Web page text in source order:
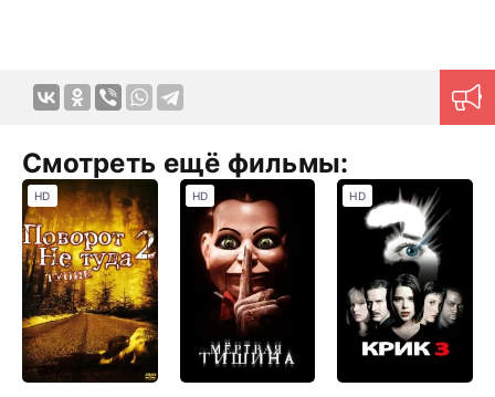
Смотреть ещё фильмы:
HD HD HD